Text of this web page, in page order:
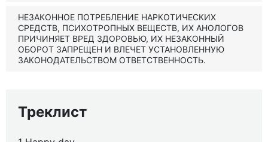
НЕЗАКОННОЕ ПОТРЕБЛЕНИЕ НАРКОТИЧЕСКИХ
СРЕДСТВ, ПСИХОТРОПНЫХ ВЕЩЕСТВ, ИХ АНОЛОГОВ
ПРИЧИНЯЕТ ВРЕД ЗДОРОВЬЮ, ИХ НЕЗАКОННЫЙ
ОБОРОТ ЗАПРЕЩЕН И ВЛЕЧЕТ УСТАНОВЛЕННУЮ
ЗАКОНОДАТЕЛЬСТВОМ ОТВЕТСТВЕННОСТЬ.
Треклист